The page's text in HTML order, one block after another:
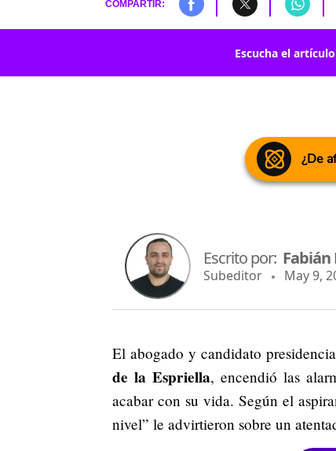
COMPARTIR:
Escucha el artículo
¿De
Escrito por: Fabián
Subeditor May 9,
El abogado y candidato
de la Espriella, encendió las
acabar con su vida. Según el
nivel” le advirtieron sobre un